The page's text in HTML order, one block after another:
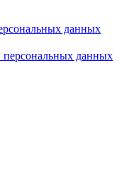
данных
персональных данных